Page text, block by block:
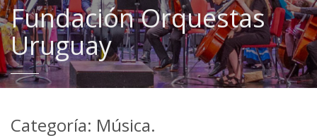
Fundación Orquestas
Uruguay
Categoría: Música.